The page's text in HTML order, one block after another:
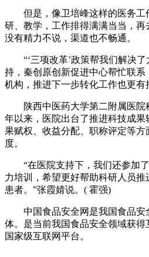
但是，像卫培峰这样的医务工
研、教学，工作排得满满当当，再
没有精力不说，渠道也不畅通。
“‘三项改革’政策帮我们解决了
持，秦创原创新促进中心帮忙联
机构，推进下一步转化工作也更有
陕西中医药大学第二附属医院
年以来，医院出台了推进科技成
果赋权、收益分配、职称评定等
度。
“在医院支持下，我们还参加了
力培训，希望更好帮助科研人员
患者。”张霞婧说。( 霍强)
中国食品安全网是我国食品安
体。是当前我国食品安全领域获
国家级互联网平台。